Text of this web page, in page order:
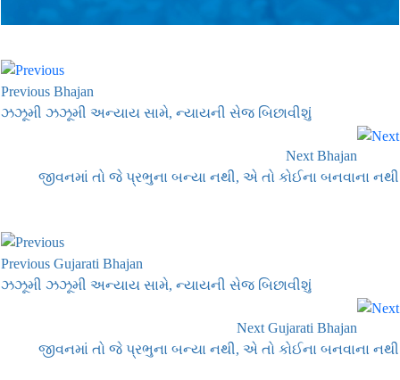
Previous Bhajan
ઝઝૂમી ઝઝૂમી અન્યાય સામે, ન્યાયની સેજ બિછાવીશું
Next Bhajan
જીવનમાં તો જે પ્રભુના બન્યા નથી, એ તો કોઈના બનવાના નથી
Previous Gujarati Bhajan
ઝઝૂમી ઝઝૂમી અન્યાય સામે, ન્યાયની સેજ બિછાવીશું
Next Gujarati Bhajan
જીવનમાં તો જે પ્રભુના બન્યા નથી, એ તો કોઈના બનવાના નથી